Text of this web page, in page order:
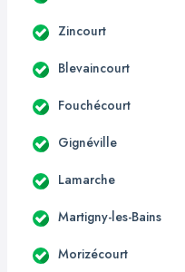
Zincourt
Blevaincourt
Fouchécourt
Gignéville
Lamarche
Martigny-les-Bains
Morizécourt